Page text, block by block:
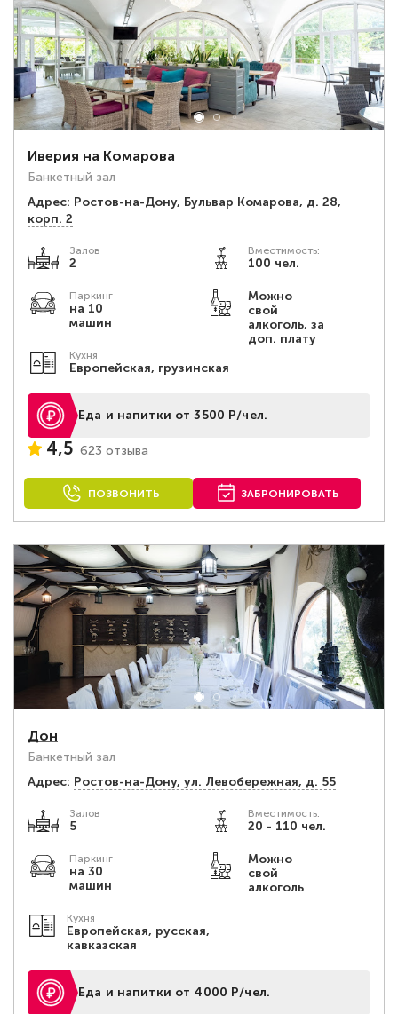
Иверия на Комарова
Банкетный зал
Адрес: Ростов-на-Дону, Бульвар Комарова, д. 28,
корп. 2
Залов
2
Вместимость:
100 чел.
Паркинг
на 10
машин
Можно
свой
алкоголь, за
доп. плату
Кухня
Европейская, грузинская
Еда и напитки от 3500 Р/чел.
4,5 623 отзыва
ПОЗВОНИТЬ ЗАБРОНИРОВАТЬ
Дон
Банкетный зал
Адрес: Ростов-на-Дону, ул. Левобережная, д. 55
Залов
5
Вместимость:
20 - 110 чел.
Паркинг
на 30
машин
Можно
свой
алкоголь
Кухня
Европейская, русская,
кавказская
Еда и напитки от 4000 Р/чел.